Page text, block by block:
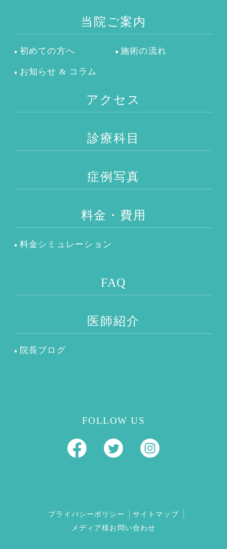
当院ご案内
初めての方へ 施術の流れ
お知らせ & コラム
アクセス
診療科目
症例写真
料金・費用
料金シミュレーション
FAQ
医師紹介
院長ブログ
FOLLOW US
プライバシーポリシー
サイトマップ
メディア様お問い合わせ